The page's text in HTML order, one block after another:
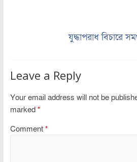
যুদ্ধাপরাধ বিচারে
Leave a Reply
Your email address will not be
marked *
Comment *